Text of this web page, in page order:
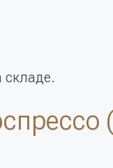
складе.